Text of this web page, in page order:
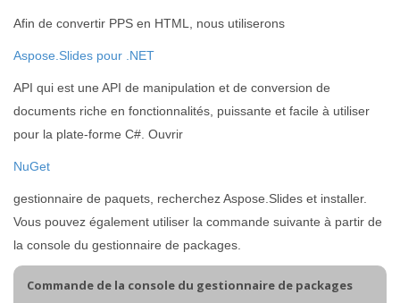
Afin de convertir PPS en HTML, nous utiliserons
Aspose.Slides pour .NET
API qui est une API de manipulation et de conversion de
documents riche en fonctionnalités, puissante et facile à utiliser
pour la plate-forme C#. Ouvrir
NuGet
gestionnaire de paquets, recherchez Aspose.Slides et installer.
Vous pouvez également utiliser la commande suivante à partir de
la console du gestionnaire de packages.
Commande de la console du gestionnaire de packages